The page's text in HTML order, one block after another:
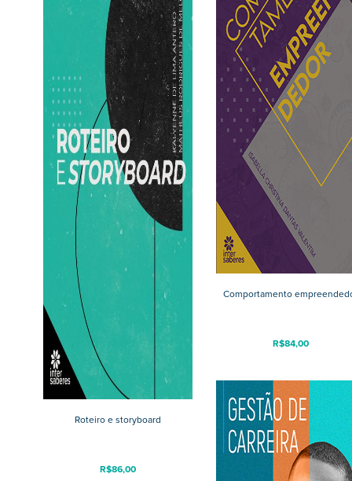
Roteiro e storyboard
R$86,00
Comportamento
R$84,00